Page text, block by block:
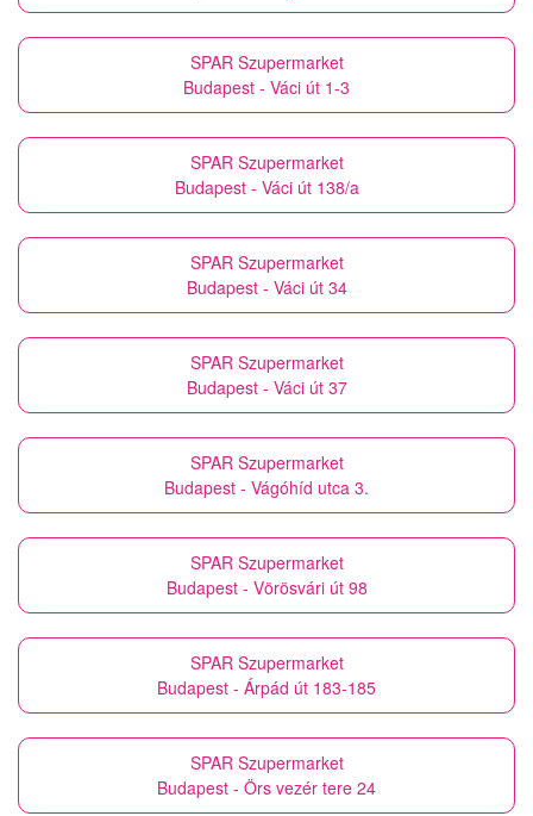
SPAR Szupermarket
Budapest - Váci út 1-3
SPAR Szupermarket
Budapest - Váci út 138/a
SPAR Szupermarket
Budapest - Váci út 34
SPAR Szupermarket
Budapest - Váci út 37
SPAR Szupermarket
Budapest - Vágóhíd utca 3.
SPAR Szupermarket
Budapest - Vörösvári út 98
SPAR Szupermarket
Budapest - Árpád út 183-185
SPAR Szupermarket
Budapest - Örs vezér tere 24